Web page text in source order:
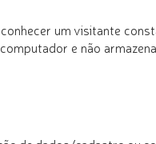
um visitante
e não